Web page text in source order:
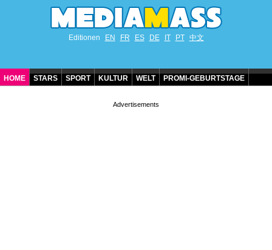
Editionen EN FR ES DE IT PT 中文
HOME STARS SPORT KULTUR WELT PROMI-GEBURTSTAGE